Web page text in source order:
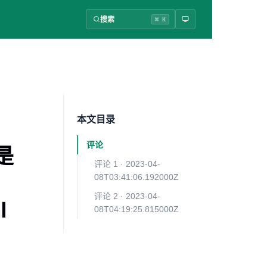
搜索 ⌘ K
本文目录
评论
评论 1 · 2023-04-
08T03:41:06.192000Z
评论 2 · 2023-04-
08T04:19:25.815000Z